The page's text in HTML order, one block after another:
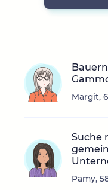
Margit,
Suche
Pamy,